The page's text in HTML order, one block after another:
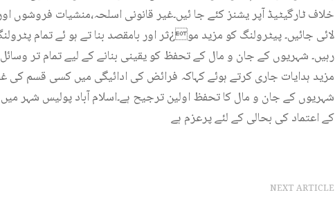
خلاف ٹارگیٹیڈ آپر یشنز کئے جا ئیں۔غیر قانونی اسلحہ،منشیات فروشوں
لائی جائیں۔ پیٹرولنگ کو مزید مو¿ثر اور بامقصد بنا تے ہو ئے تمام
رہیں۔ شہریوں کے جان و مال کے تحفظ کو یقینی بنانے کے لیے تمام تر
مزید ہدایات جاری کرتے ہوئے کہاکہ فرائض کی ادائیگی میں کسی قسم کی
شہریوں کے جان و مال کا تحفظ اولین ترجیح ہے۔اسلام آباد پولیس شہر
کے اعتماد کی بحالی کے لئے پرعزم ہے
NEXT ARTICLE